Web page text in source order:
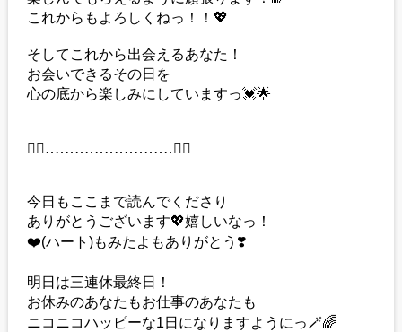
これからもよろしくねっ！！💖
そしてこれから出会えるあなた！
お会いできるその日を
心の底から楽しみにしていますっ💓🌟
❁⃘‥‥‥‥‥‥‥‥‥‥‥‥‥❁⃘
今日もここまで読んでくださり
ありがとうございます💖嬉しいなっ！
❤️(ハート)もみたよもありがとう❣️
明日は三連休最終日！
お休みのあなたもお仕事のあなたも
ニコニコハッピーな1日になりますようにっ🪄🌈